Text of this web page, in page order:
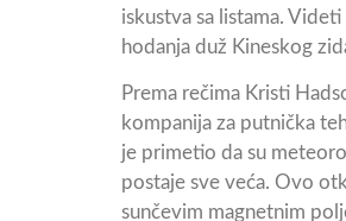
iskustva sa listama.
hodanja duž Kineskog
Prema rečima Kristi
kompanija za putnička
je primetio da su
postaje sve veća. Ovo
sunčevim magnetnim